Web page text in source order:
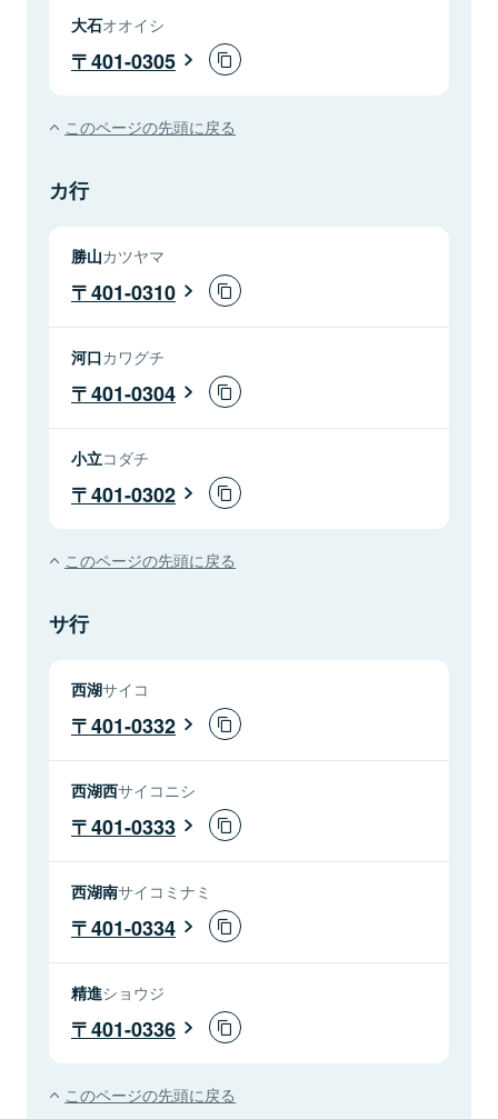
大石オオイシ
401-0305
このページの先頭に戻る
カ行
勝山カツヤマ
401-0310
河口カワグチ
401-0304
小立コダチ
401-0302
このページの先頭に戻る
サ行
西湖サイコ
401-0332
西湖西サイコニシ
401-0333
西湖南サイコミナミ
401-0334
精進ショウジ
401-0336
このページの先頭に戻る